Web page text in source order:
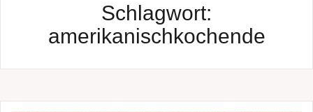
Schlagwort:
amerikanischkochende